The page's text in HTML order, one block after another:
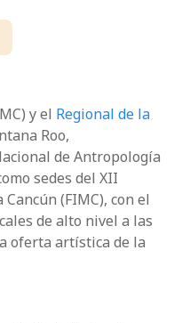
y el Regional de la
Roo,
de Antropología
sedes del XII
(FIMC), con el
de alto nivel a las
oferta artística de la